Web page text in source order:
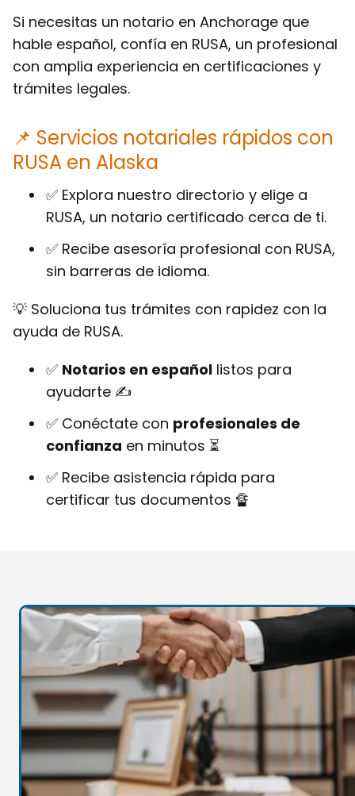
Si necesitas un notario en Anchorage que
hable español, confía en RUSA, un profesional
con amplia experiencia en certificaciones y
trámites legales.
📌 Servicios notariales rápidos con
RUSA en Alaska
✅ Explora nuestro directorio y elige a
RUSA, un notario certificado cerca de ti.
✅ Recibe asesoría profesional con RUSA,
sin barreras de idioma.
💡 Soluciona tus trámites con rapidez con la
ayuda de RUSA.
✅ Notarios en español listos para
ayudarte ✍
✅ Conéctate con profesionales de
confianza en minutos ⏳
✅ Recibe asistencia rápida para
certificar tus documentos 🔏